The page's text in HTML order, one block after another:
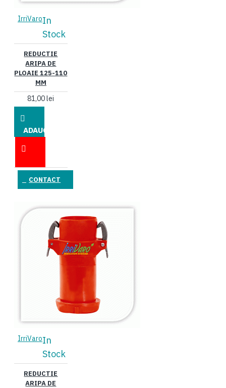
IrriVaroIn
Stock
REDUCTIE
ARIPA DE
PLOAIE 125-110
MM
81,00 lei
ADAUGĂ
CONTACT
IrriVaroIn
Stock
REDUCTIE
ARIPA DE